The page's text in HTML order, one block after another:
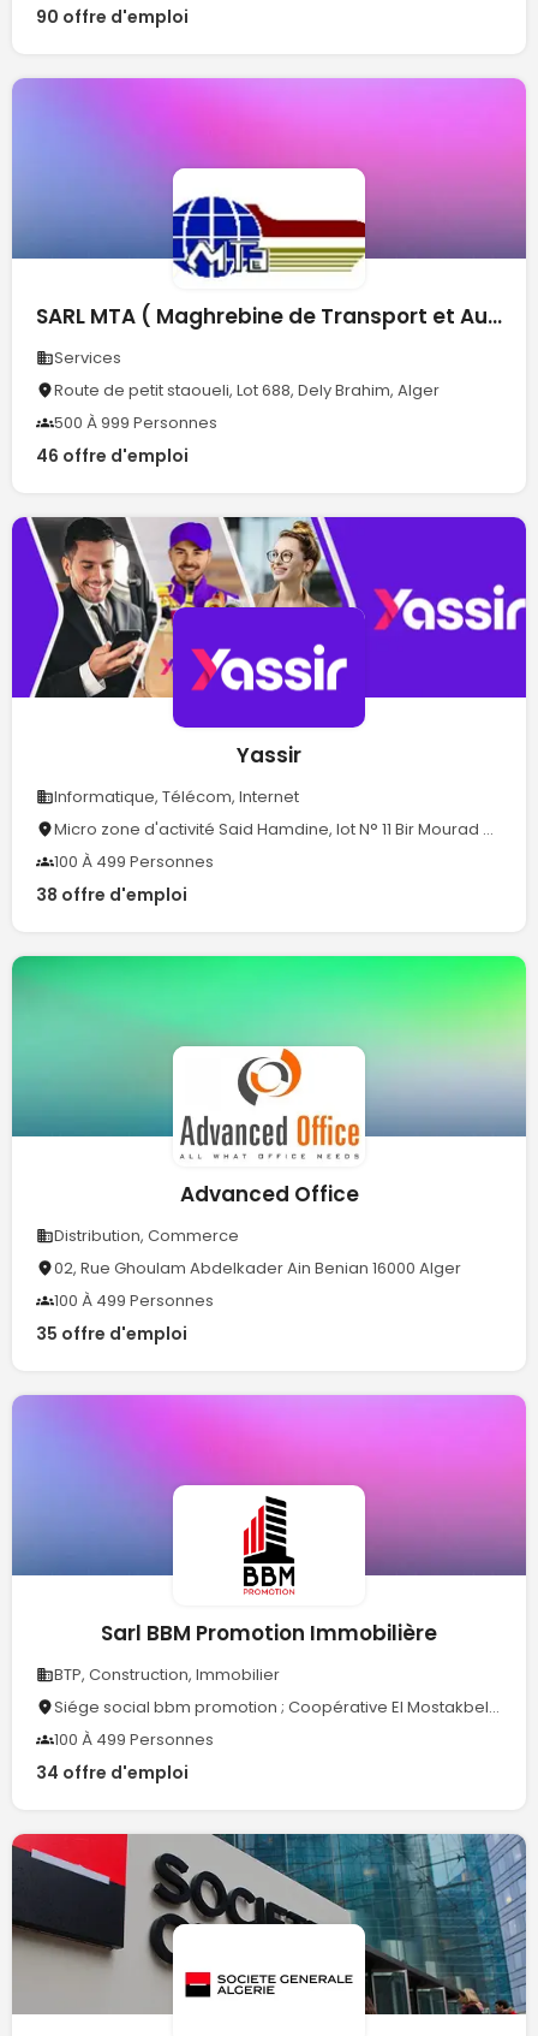
90 offre d'emploi
SARL MTA ( Maghrebine de Transport et Auxiliaire )
Services
Route de petit staoueli, Lot 688, Dely Brahim, Alger
500 À 999 Personnes
46 offre d'emploi
Yassir
Informatique, Télécom, Internet
Micro zone d'activité Said Hamdine, lot N° 11 Bir Mourad Rais, Alger
100 À 499 Personnes
38 offre d'emploi
Advanced Office
Distribution, Commerce
02, Rue Ghoulam Abdelkader Ain Benian 16000 Alger
100 À 499 Personnes
35 offre d'emploi
Sarl BBM Promotion Immobilière
BTP, Construction, Immobilier
Siége social bbm promotion ; Coopérative El Mostakbel 288, Dely Ibrahim 16302, Alger
100 À 499 Personnes
34 offre d'emploi